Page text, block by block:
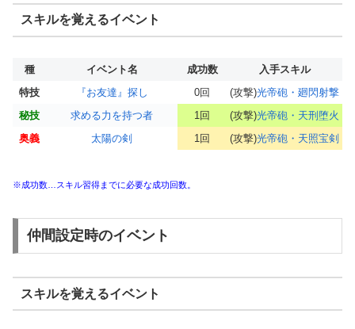
スキルを覚えるイベント
種 イベント名 成功数
入手スキル
特技
『お友達』探し 0回 (攻撃)光帝砲・廻閃射撃
秘技
求める力を持つ者 1回 (攻撃)光帝砲・天刑堕火
奥義
太陽の剣 1回 (攻撃)光帝砲・天照宝剣
※成功数…スキル習得までに必要な成功回数。
仲間設定時のイベント
スキルを覚えるイベント